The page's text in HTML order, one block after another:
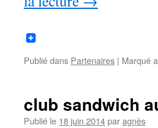
Publié dans Partenaires | Marqué
club sandwich
Publié le 18 juin 2014paragnès